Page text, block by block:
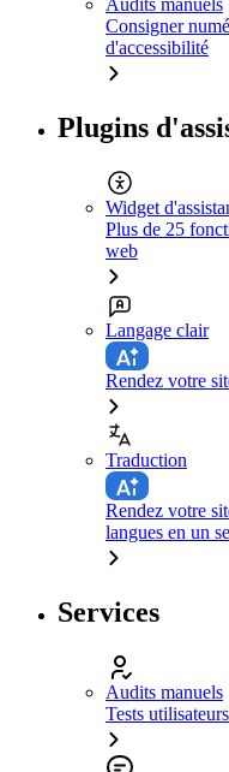
Audits manuels
Consigner
d'accessibilité
Plugins
Widget
Plus de 25
web
Langage clair
Rendez votre
Traduction
Rendez votre
langues en un
Services
Audits manuels
Tests